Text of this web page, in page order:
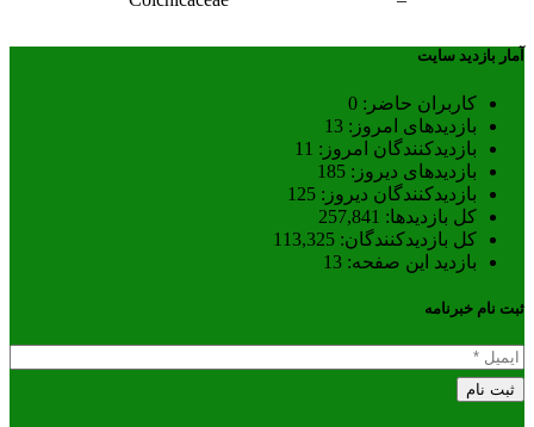
آمار بازدید سایت
کاربران حاضر: 0
بازدیدهای امروز: 13
بازدیدکنندگان امروز: 11
بازدیدهای دیروز: 185
بازدیدکنندگان دیروز: 125
کل بازدیدها: 257,841
کل بازدیدکنند‌گان: 113,325
بازدید این صفحه: 13
ثبت نام خبرنامه